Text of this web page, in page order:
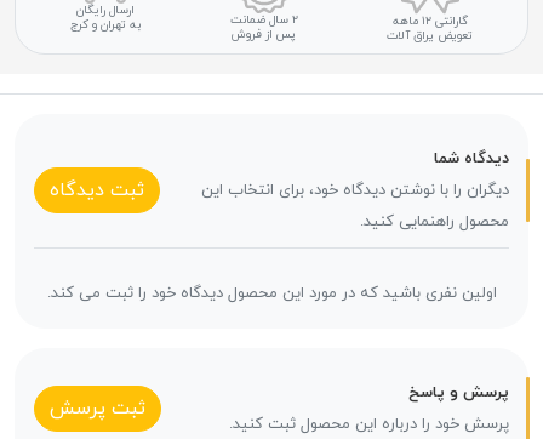
گارانتی ۱۲ ماهه
تعویض یراق آلات
۲ سال ضمانت
پس از فروش
ارسال رایگان
به تهران و کرج
دیدگاه شما
دیگران را با نوشتن دیدگاه خود، برای انتخاب این
محصول راهنمایی کنید.
ثبت دیدگاه
اولین نفری باشید که در مورد این محصول دیدگاه خود را ثبت می کند.
پرسش و پاسخ
پرسش خود را درباره این محصول ثبت کنید.
ثبت پرسش